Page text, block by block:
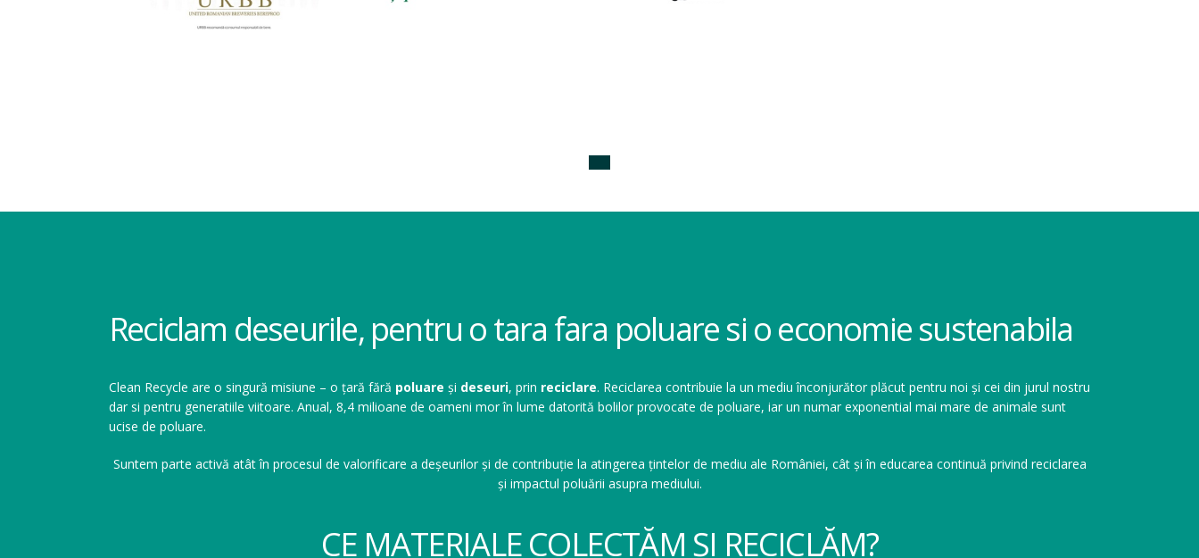
Reciclam deseurile, pentru o tara fara poluare si o economie sustenabila
Clean Recycle are o singură misiune – o țară fără poluare și deseuri, prin reciclare. Reciclarea contribuie la un mediu înconjurător plăcut pentru noi și cei din jurul nostru
dar si pentru generatiile viitoare. Anual, 8,4 milioane de oameni mor în lume datorită bolilor provocate de poluare, iar un numar exponential mai mare de animale sunt
ucise de poluare.
Suntem parte activă atât în procesul de valorificare a deșeurilor și de contribuție la atingerea țintelor de mediu ale României, cât și în educarea continuă privind reciclarea
și impactul poluării asupra mediului.
CE MATERIALE COLECTĂM ȘI RECICLĂM?